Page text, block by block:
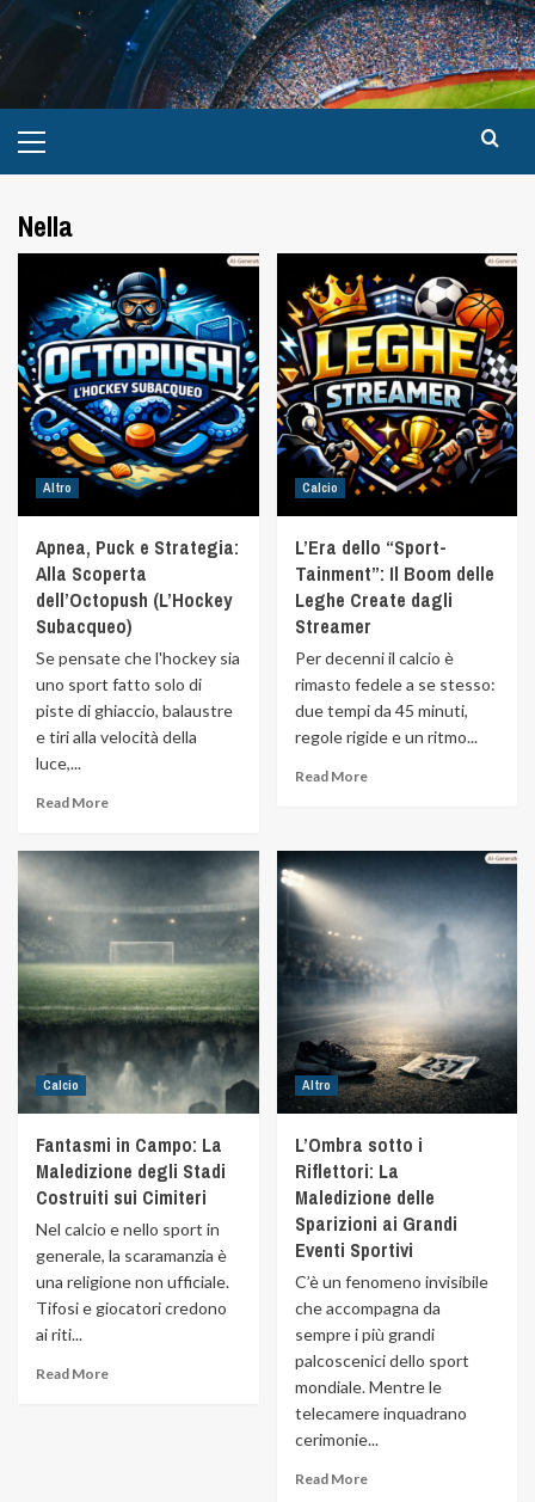
Nella
Altro
Apnea, Puck e Strategia:
Alla Scoperta
dell’Octopush (L’Hockey
Subacqueo)
Se pensate che l'hockey sia
uno sport fatto solo di
piste di ghiaccio, balaustre
e tiri alla velocità della
luce,...
Read More
Calcio
L’Era dello “Sport-
Tainment”: Il Boom delle
Leghe Create dagli
Streamer
Per decenni il calcio è
rimasto fedele a se stesso:
due tempi da 45 minuti,
regole rigide e un ritmo...
Read More
Calcio
Fantasmi in Campo: La
Maledizione degli Stadi
Costruiti sui Cimiteri
Nel calcio e nello sport in
generale, la scaramanzia è
una religione non ufficiale.
Tifosi e giocatori credono
ai riti...
Read More
Altro
L’Ombra sotto i
Riflettori: La
Maledizione delle
Sparizioni ai Grandi
Eventi Sportivi
C’è un fenomeno invisibile
che accompagna da
sempre i più grandi
palcoscenici dello sport
mondiale. Mentre le
telecamere inquadrano
cerimonie...
Read More